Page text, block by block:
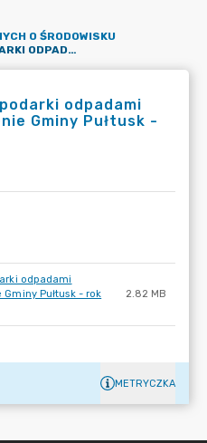
O ŚRODOWISKU
ANALIZA SYSTEMU GOSPODARKI ODPADAMI KOMUNALNYMI NA TERENIE GMINY PUŁTUSK - ROK 2021
odpadami
Gminy Pułtusk -
odpadami
Pułtusk - rok
2.82 MB
METRYCZKA